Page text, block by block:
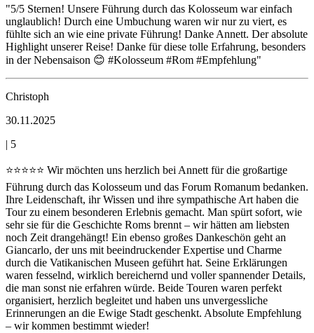
"5/5 Sternen! Unsere Führung durch das Kolosseum war einfach
unglaublich! Durch eine Umbuchung waren wir nur zu viert, es
fühlte sich an wie eine private Führung! Danke Annett. Der absolute
Highlight unserer Reise! Danke für diese tolle Erfahrung, besonders
in der Nebensaison 😊 #Kolosseum #Rom #Empfehlung"
Christoph
30.11.2025
| 5
⭐️⭐️⭐️⭐️⭐️ Wir möchten uns herzlich bei Annett für die großartige
Führung durch das Kolosseum und das Forum Romanum bedanken.
Ihre Leidenschaft, ihr Wissen und ihre sympathische Art haben die
Tour zu einem besonderen Erlebnis gemacht. Man spürt sofort, wie
sehr sie für die Geschichte Roms brennt – wir hätten am liebsten
noch Zeit drangehängt! Ein ebenso großes Dankeschön geht an
Giancarlo, der uns mit beeindruckender Expertise und Charme
durch die Vatikanischen Museen geführt hat. Seine Erklärungen
waren fesselnd, wirklich bereichernd und voller spannender Details,
die man sonst nie erfahren würde. Beide Touren waren perfekt
organisiert, herzlich begleitet und haben uns unvergessliche
Erinnerungen an die Ewige Stadt geschenkt. Absolute Empfehlung
– wir kommen bestimmt wieder!